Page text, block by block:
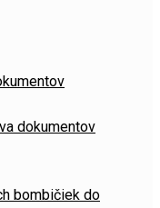
dokumentov
bombičiek do